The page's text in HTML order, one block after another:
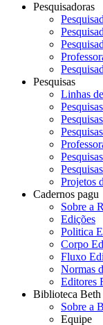
Pesquisadoras
Pesquisas
Linhas
Projetos
Cadernos pagu
Sobre a
Edições
Politica
Corpo
Fluxo
Normas
Editores
Biblioteca
Sobre a
Equipe